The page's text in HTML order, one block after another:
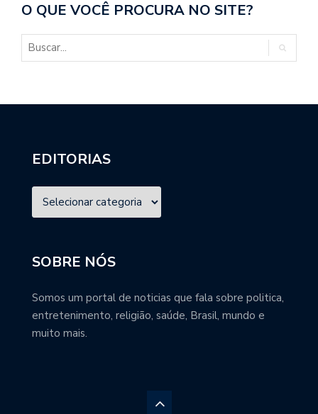
O QUE VOCÊ PROCURA NO SITE?
EDITORIAS
SOBRE NÓS
Somos um portal de noticias que fala sobre politica,
entretenimento, religião, saúde, Brasil, mundo e
muito mais.